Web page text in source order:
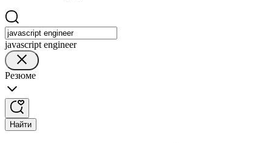
javascript engineer
Резюме
Найти